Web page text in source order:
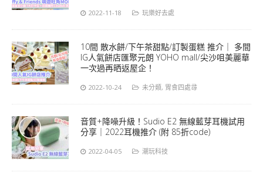
2022-11-18 玩樂好去處
10間 散水餅/下午茶甜點/訂製蛋糕 推介｜ 多間
IG人氣餅店匯聚元朗 YOHO mall/尖沙咀美麗華
一次過再晒返屋企！
2022-10-24 未分類, 胃食四處尋
音質+降噪升級！Sudio E2 無線藍芽耳機試用
分享｜2022耳機推介 (附 85折code)
2022-04-05 潮玩科技